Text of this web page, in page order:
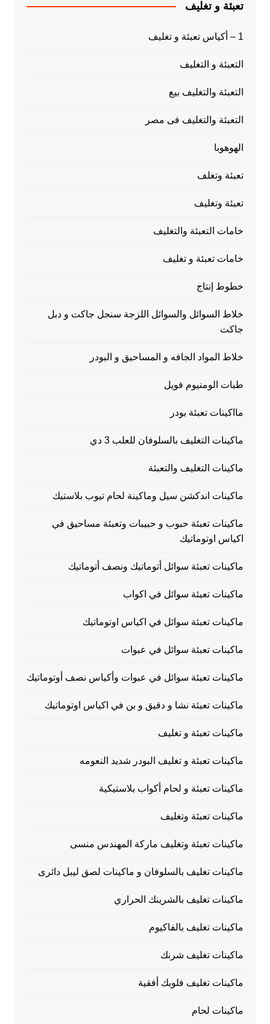
تعبئة و تغليف
1 – أكياس تعبئة و تغليف
التعبئة و التغليف
التعبئة والتغليف بيع
التعبئة والتغليف فى مصر
الهوهوبا
تعبئة وتغلف
تعبئة وتغليف
خامات التعبئة والتغليف
خامات تعبئة و تغليف
خطوط إنتاج
خلاط السوائل والسوائل اللزجة سنجل جاكت و دبل
جاكت
خلاط المواد الجافه و المساحيق و البودر
طبات الومنيوم فويل
مااكينات تعبئة بودر
ماكينات التغليف بالسلوفان للعلب 3 دي
ماكينات التغليف والتعبئة
ماكينات اندكشن سيل وماكينة لحام تيوب بلاستيك
ماكينات تعبئة حبوب و حبيبات وتعبئة مساحيق في
اكياس اوتوماتيك
ماكينات تعبئة سوائل أتوماتيك ونصف أتوماتيك
ماكينات تعبئة سوائل في اكواب
ماكينات تعبئة سوائل في اكياس اوتوماتيك
ماكينات تعبئة سوائل في عبوات
ماكينات تعبئة سوائل في عبوات وأكياس نصف أوتوماتيك
ماكينات تعبئة نشا و دقيق و بن في اكياس اوتوماتيك
ماكينات تعبئة و تغليف
ماكينات تعبئة و تغليف البودر شديد النعومه
ماكينات تعبئة و لحام أكواب بلاستيكية
ماكينات تعبئة وتغليف
ماكينات تعبئة وتغليف ماركة المهندس منسى
ماكينات تغليف بالسلوفان و ماكينات لصق ليبل دائرى
ماكينات تغليف بالشرينك الحراري
ماكينات تغليف بالفاكيوم
ماكينات تغليف شرنك
ماكينات تغليف فلوبك أفقية
ماكينات لحام